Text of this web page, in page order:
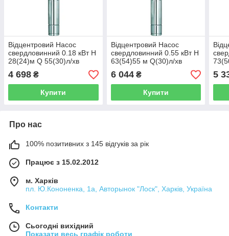
Відцентровий Насос
свердловинний 0.18 кВт H
28(24)м Q 55(30)л/хв
Ø102мм (кабель 20м)
AQUATICA (DONGYIN)
(777440)
4 698 ₴
Купити
Відцентровий Насос
свердловинний 0.55 кВт H
63(54)55 м Q(30)л/хв
Ø102мм (кабель 40м)
AQUATICA (DONGYIN)
(777445)
6 044₴
Купити
5
Про нас
100% позитивних з 145 відгуків за рік
Працює з 15.02.2012
м. Харків
пл. Ю.Кононенка, 1а, Авторынок "Лоск", Харків, Україна
Контакти
Сьогодні вихідний
Показати весь графік роботи